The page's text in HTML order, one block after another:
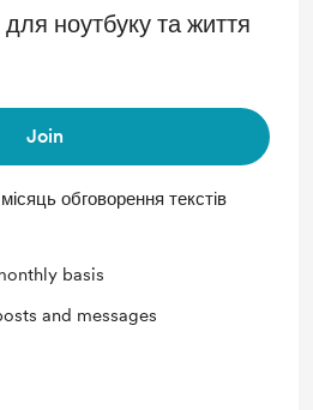
ноутбуку та життя
Join
обговорення текстів
basis
and messages